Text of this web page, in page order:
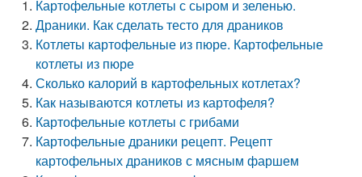
Картофельные котлеты с сыром и зеленью.
Драники. Как сделать тесто для драников
Котлеты картофельные из пюре. Картофельные
котлеты из пюре
Сколько калорий в картофельных котлетах?
Как называются котлеты из картофеля?
Картофельные котлеты с грибами
Картофельные драники рецепт. Рецепт
картофельных драников с мясным фаршем